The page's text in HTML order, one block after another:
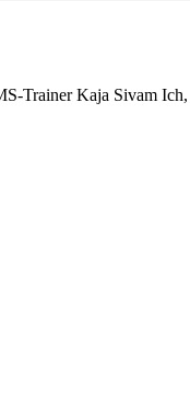
Trainer Kaja Sivam